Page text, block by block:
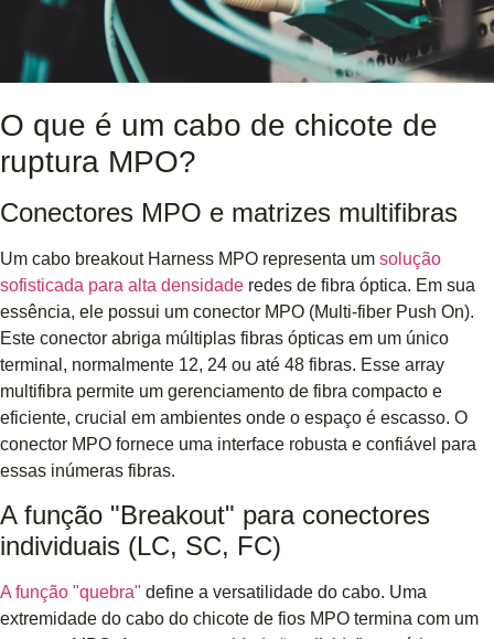
O que é um cabo de chicote de
ruptura MPO?
Conectores MPO e matrizes multifibras
Um cabo breakout Harness MPO representa um solução
sofisticada para alta densidade redes de fibra óptica. Em sua
essência, ele possui um conector MPO (Multi-fiber Push On).
Este conector abriga múltiplas fibras ópticas em um único
terminal, normalmente 12, 24 ou até 48 fibras. Esse array
multifibra permite um gerenciamento de fibra compacto e
eficiente, crucial em ambientes onde o espaço é escasso. O
conector MPO fornece uma interface robusta e confiável para
essas inúmeras fibras.
A função "Breakout" para conectores
individuais (LC, SC, FC)
A função "quebra" define a versatilidade do cabo. Uma
extremidade do cabo do chicote de fios MPO termina com um